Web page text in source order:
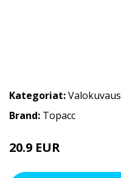
Kategoriat:Valokuvaus
Brand: Topacc
20.9 EUR